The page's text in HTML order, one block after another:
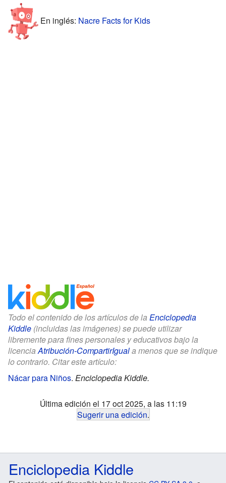
En inglés: Nacre Facts for Kids
Todo el contenido de los artículos de la Enciclopedia
Kiddle (incluidas las imágenes) se puede utilizar
libremente para fines personales y educativos bajo la
licenciaAtribución-CompartirIguala menos que se indique
lo contrario. Citar este artículo:
Nácar para Niños. Enciclopedia Kiddle.
Última edición el 17 oct 2025, a las 11:19
Sugerir una edición.
Enciclopedia Kiddle